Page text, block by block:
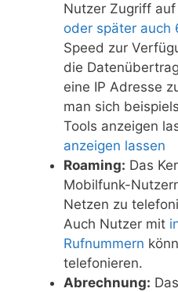
Nutzer Zugriff
oder später auch
Speed zur
die
eine IP Adresse
man sich
Tools anzeigen
anzeigen lassen
Roaming: Das
Mobilfunk-
Netzen zu
Auch Nutzer mit
Rufnummern
telefonieren.
Abrechnung: